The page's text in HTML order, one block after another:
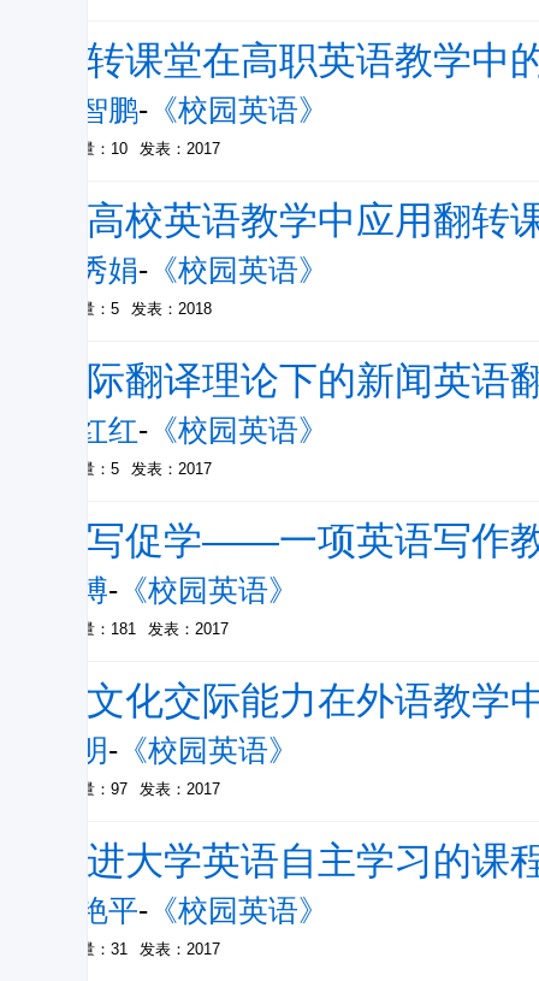
翻转课堂在高职英语教学中
宋智鹏- 《校园英语》
被引量：10 发表：2017
在高校英语教学中应用翻转
王秀娟- 《校园英语》
被引量：5 发表：2018
交际翻译理论下的新闻英语
陈红红- 《校园英语》
被引量：5 发表：2017
以写促学——一项英语写作
张博- 《校园英语》
被引量：181 发表：2017
跨文化交际能力在外语教学
许明- 《校园英语》
被引量：97 发表：2017
促进大学英语自主学习的课
宋艳平- 《校园英语》
被引量：31 发表：2017